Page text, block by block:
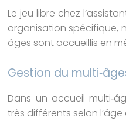
Le jeu libre chez
organisation spécifique,
âges sont accueillis en
Gestion du
Dans un accueil
très différents selon